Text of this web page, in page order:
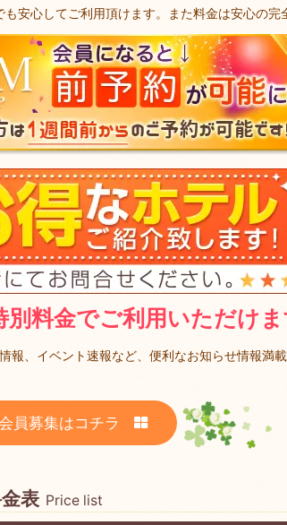
安心してご利用頂けます。また料金は安心の完
料金でご利用いただけ
報、イベント速報など、便利なお知らせ情報満載
員募集はコチラ
表 Price list